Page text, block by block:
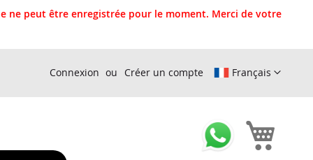
ne peut être enregistrée pour le moment. Merci de votre
Français
Connexion Créer un compte